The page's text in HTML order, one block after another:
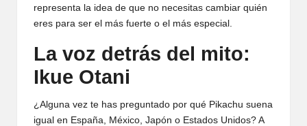
representa la idea de que no necesitas cambiar quién
eres para ser el más fuerte o el más especial.
La voz detrás del mito:
Ikue Otani
¿Alguna vez te has preguntado por qué Pikachu suena
igual en España, México, Japón o Estados Unidos? A